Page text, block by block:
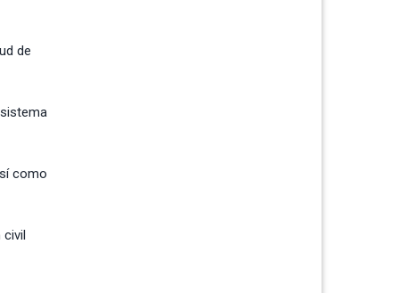
de
como